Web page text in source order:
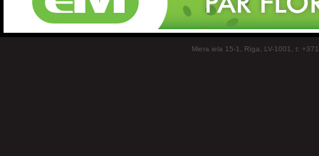
Miera iela 15-1, Rīga, LV-1001, t: